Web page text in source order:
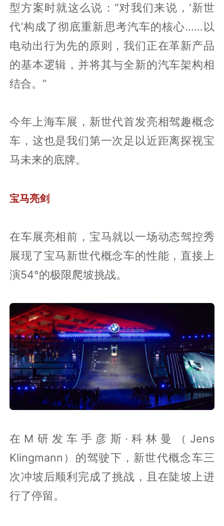
型方案时就这么说：“对我们来说，‘新世
代’构成了彻底重新思考汽车的核心……以
电动出行为先的原则，我们正在革新产品
的基本逻辑，并将其与全新的汽车架构相
结合。”
今年上海车展，新世代首发亮相驾趣概念
车，这也是我们第一次足以近距离探视宝
马未来的底牌。
宝马亮剑
在车展亮相前，宝马就以一场动态驾控秀
展现了宝马新世代概念车的性能，直接上
演54°的极限爬坡挑战。
在M研发车手彦斯·科林曼（Jens
Klingmann）的驾驶下，新世代概念车三
次冲坡后顺利完成了挑战，且在陡坡上进
行了停留。